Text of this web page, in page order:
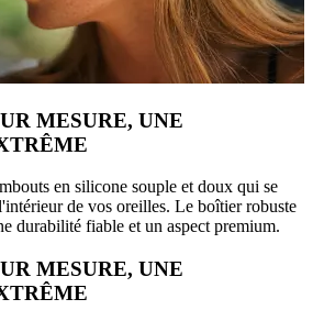
MESURE, UNE
en silicone souple et doux qui se
de vos oreilles. Le boîtier robuste
durabilité fiable et un aspect premium.
MESURE, UNE